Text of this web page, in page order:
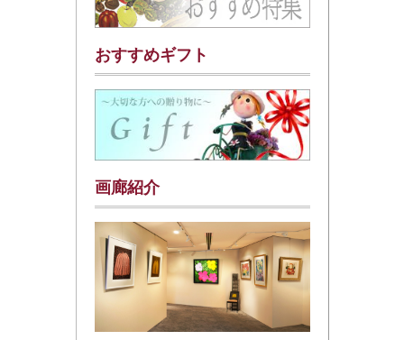
おすすめギフト
画廊紹介